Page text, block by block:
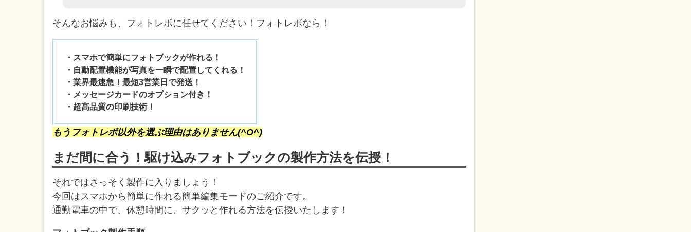
そんなお悩みも、フォトレボに任せてください！フォトレボなら！
・スマホで簡単にフォトブックが作れる！
・自動配置機能が写真を一瞬で配置してくれる！
・業界最速急！最短3営業日で発送！
・メッセージカードのオプション付き！
・超高品質の印刷技術！
もうフォトレボ以外を選ぶ理由はありません(^O^)
まだ間に合う！駆け込みフォトブックの製作方法を伝授！
それではさっそく製作に入りましょう！
今回はスマホから簡単に作れる簡単編集モードのご紹介です。
通勤電車の中で、休憩時間に、サクッと作れる方法を伝授いたします！